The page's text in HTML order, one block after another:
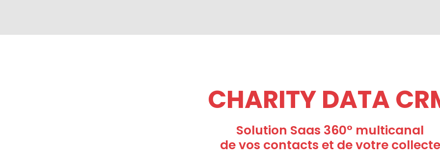
CHARITY DATA
Solution Saas 360° multicanal
de vos contacts et de votre collecte